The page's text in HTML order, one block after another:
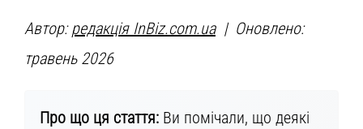
Автор:редакція InBiz.com.ua| Оновлено:
травень 2026
Про що ця стаття:Ви помічали, що деякі